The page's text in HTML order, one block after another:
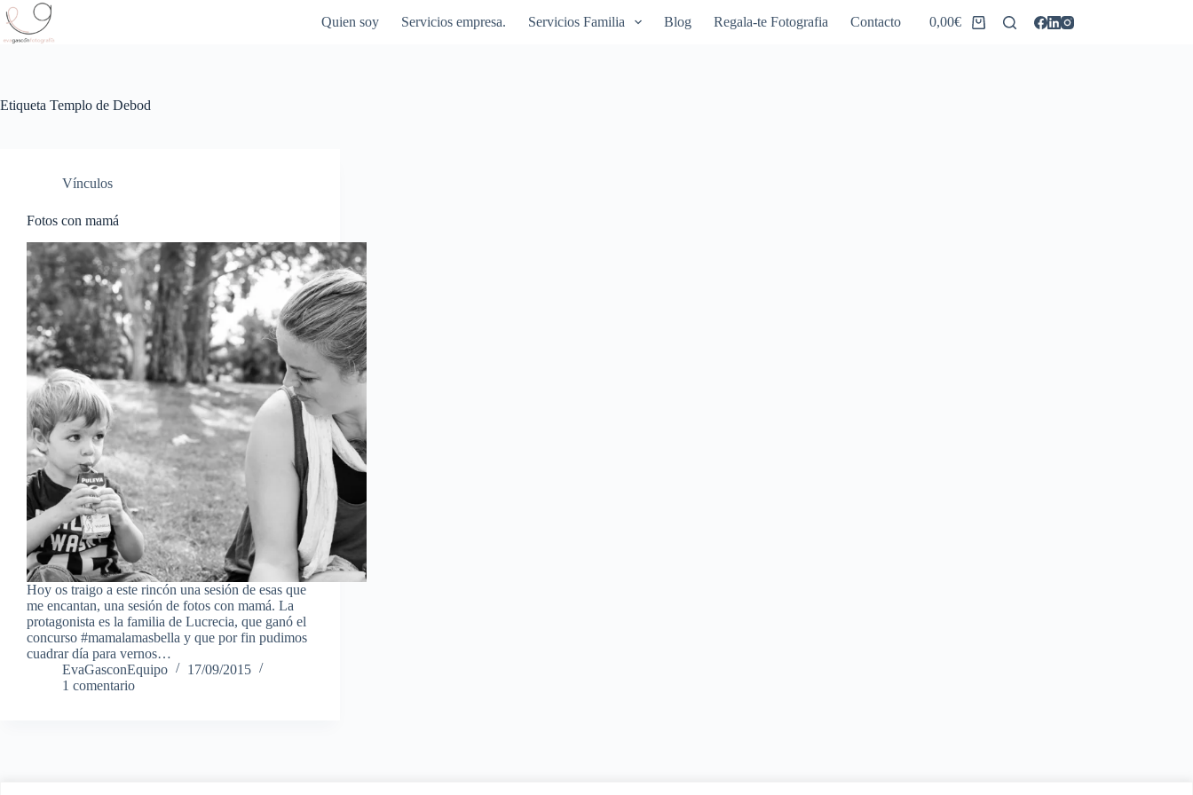
Saltar
al
contenido
Quien soy Servicios empresa. Servicios Familia Blog Regala-te Fotografia Contacto
Carro
0,00€
Etiqueta Templo de Debod
Vínculos
Fotos con mamá
Hoy os traigo a este rincón una sesión de esas que
me encantan, una sesión de fotos con mamá. La
protagonista es la familia de Lucrecia, que ganó el
concurso #mamalamasbella y que por fin pudimos
cuadrar día para vernos…
EvaGasconEquipo
17/09/2015
1 comentario